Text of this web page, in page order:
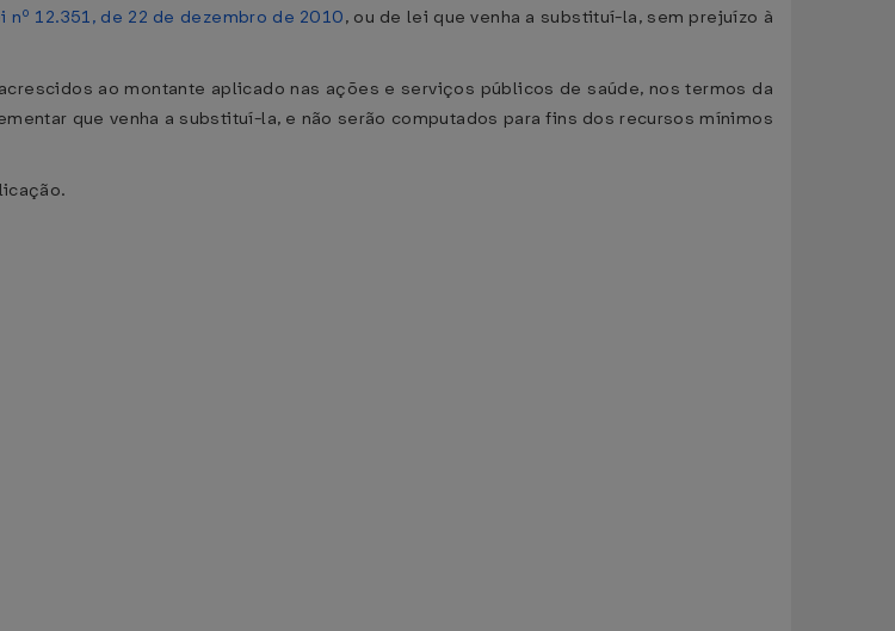
nº 12.351, de 22 de dezembro de 2010, ou de lei que venha a substituí-la, sem prejuízo à
ao montante aplicado nas ações e serviços públicos de saúde, nos termos da
que venha a substituí-la, e não serão computados para fins dos recursos mínimos